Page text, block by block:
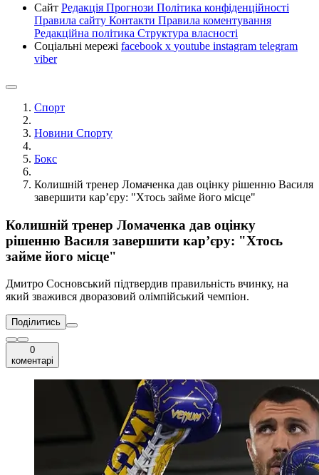
Сайт Редакція Прогнози Політика конфіденційності
Правила сайту Контакти Правила коментування
Редакційна політика Структура власності
Соціальні мережі facebook x youtube instagram telegram
viber
Спорт
Новини Спорту
Бокс
Колишній тренер Ломаченка дав оцінку рішенню Василя
завершити кар’єру: "Хтось займе його місце"
Колишній тренер Ломаченка дав оцінку
рішенню Василя завершити кар’єру: "Хтось
займе його місце"
Дмитро Сосновський підтвердив правильність вчинку, на
який зважився дворазовий олімпійський чемпіон.
Поділитись
0
коментарі